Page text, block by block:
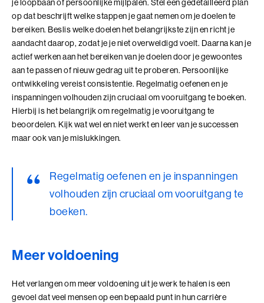
Young Executives Program
Young Executives Program Compact
je loopbaan of persoonlijke mijlpalen. Stel een gedetailleerd plan
op dat beschrijft welke stappen je gaat nemen om je doelen te
bereiken. Beslis welke doelen het belangrijkste zijn en richt je
aandacht daarop, zodat je je niet overweldigd voelt. Daarna kan je
actief werken aan het bereiken van je doelen door je gewoontes
aan te passen of nieuw gedrag uit te proberen. Persoonlijke
ontwikkeling vereist consistentie. Regelmatig oefenen en je
inspanningen volhouden zijn cruciaal om vooruitgang te boeken.
Hierbij is het belangrijk om regelmatig je vooruitgang te
beoordelen. Kijk wat wel en niet werkt en leer van je successen
maar ook van je mislukkingen.
Regelmatig oefenen en je inspanningen
volhouden zijn cruciaal om vooruitgang te
boeken.
Meer voldoening
Het verlangen om meer voldoening uit je werk te halen is een
gevoel dat veel mensen op een bepaald punt in hun carrière